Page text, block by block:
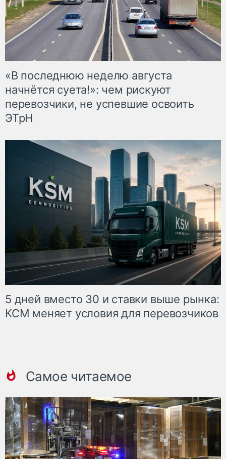
«В последнюю неделю августа
начнётся суета!»: чем рискуют
перевозчики, не успевшие освоить
ЭТрН
5 дней вместо 30 и ставки выше рынка:
КСМ меняет условия для перевозчиков
Самое читаемое